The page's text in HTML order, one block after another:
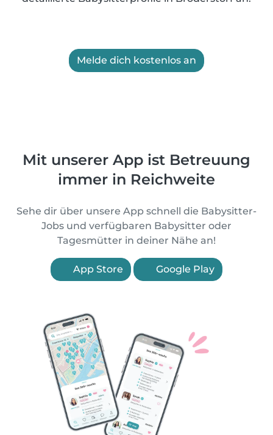
Melde dich kostenlos an
Mit unserer App ist Betreuung
immer in Reichweite
Sehe dir über unsere App schnell die Babysitter-
Jobs und verfügbaren Babysitter oder
Tagesmütter in deiner Nähe an!
App Store Google Play